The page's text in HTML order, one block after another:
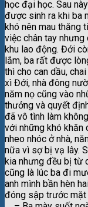
học đại học. Sau
được sinh ra khi ba
khó nên mau thăng
việc chân tay
khu lao động. Đới
lắm, ba rất được
thì cho can dầu,
xì Đới, nhà đông
năm nọ cũng vào
thưởng và quyết
đã vô tình làm
với những khó khăn
nheo nhóc ở nhà,
nữa vì sợ bị vạ lây.
kia nhưng đều bị từ
cũng là lúc ba đi
anh mình bần hèn
đóng sập trước mặt